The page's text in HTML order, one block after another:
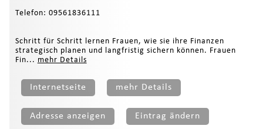
Telefon: 09561836111
Schritt für Schritt lernen Frauen, wie sie ihre Finanzen
strategisch planen und langfristig sichern können. Frauen
Fin... mehr Details
Internetseite mehr Details
Adresse anzeigen Eintrag ändern